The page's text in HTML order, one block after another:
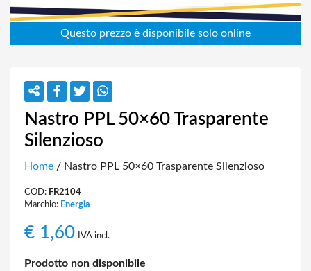
Nastro PPL 50×60 Trasparente
Silenzioso
Home / Nastro PPL 50×60 Trasparente Silenzioso
COD: FR2104
Marchio: Energia
€ 1,60 IVA incl.
Prodotto non disponibile